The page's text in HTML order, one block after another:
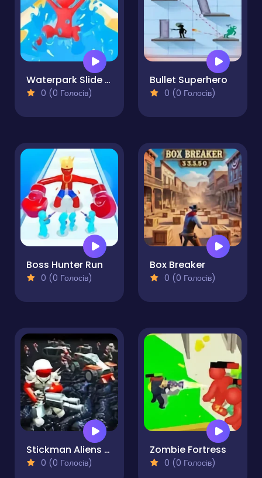
Waterpark Slide Race
0 (0 Голосів)
Bullet Superhero
0 (0 Голосів)
Boss Hunter Run
0 (0 Голосів)
Box Breaker
0 (0 Голосів)
Stickman Aliens Battle Simulator
0 (0 Голосів)
Zombie Fortress
0 (0 Голосів)